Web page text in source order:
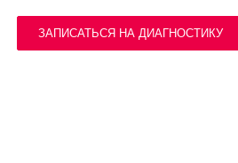
ЗАПИСАТЬСЯ НА ДИАГНОСТИКУ